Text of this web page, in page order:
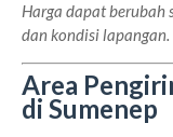
Harga dapat berubah
dan kondisi lapangan.
Area
di Sumenep